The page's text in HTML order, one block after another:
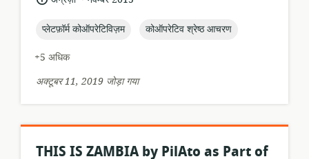
स्थान:
topic:
प्लेटफ़ॉर्म कोऑपरेटिविज़म topic:
कोऑपरेटिव श्रेष्ठ आचरण
+5 अधिक
अक्टूबर 11, 2019 जोड़ा गया
THIS IS ZAMBIA by PilAto as Part of